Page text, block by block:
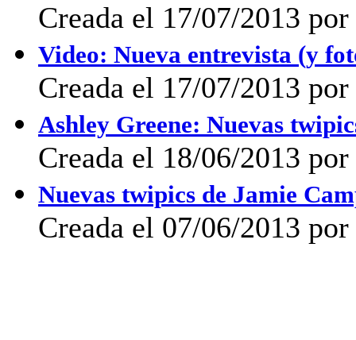
Creada el 17/07/2013
Video: Nueva entrevista (y
Creada el 17/07/2013
Ashley Greene: Nuevas
Creada el 18/06/2013
Nuevas twipics de Jamie
Creada el 07/06/2013